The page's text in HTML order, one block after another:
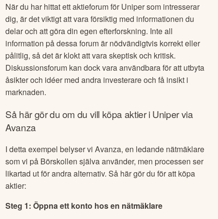
När du har hittat ett aktieforum för Unipersom intresserar
dig, är det viktigt att vara försiktig med informationen du
delar och att göra din egen efterforskning. Inte all
information på dessa forum är nödvändigtvis korrekt eller
pålitlig, så det är klokt att vara skeptisk och kritisk.
Diskussionsforum kan dock vara användbara för att utbyta
åsikter och idéer med andra investerare och få insikt i
marknaden.
Så här gör du om du vill köpa aktier iUnipervia
Avanza
I detta exempel belyser vi Avanza, en ledande nätmäklare
som vi på Börskollen själva använder, men processen ser
likartad ut för andra alternativ. Så här gör du för att köpa
aktier:
Steg 1: Öppna ett konto hos en nätmäklare